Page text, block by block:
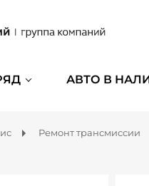
АВТО В
Ремонт трансмиссии